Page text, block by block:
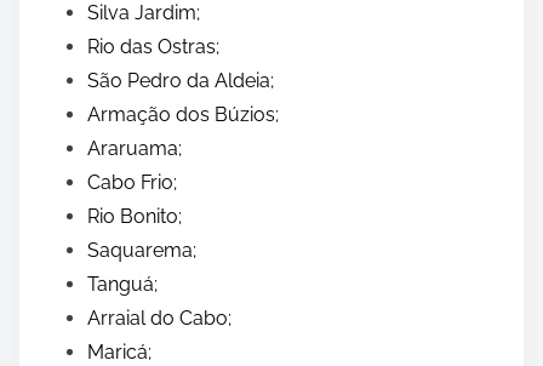
Silva Jardim;
Rio das Ostras;
São Pedro da Aldeia;
Armação dos Búzios;
Araruama;
Cabo Frio;
Rio Bonito;
Saquarema;
Tanguá;
Arraial do Cabo;
Maricá;